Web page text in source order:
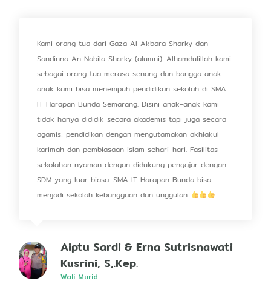
Kami orang tua dari Gaza Al Akbara Sharky dan
Sandinna An Nabila Sharky (alumni). Alhamdulillah kami
sebagai orang tua merasa senang dan bangga anak-
anak kami bisa menempuh pendidikan sekolah di SMA
IT Harapan Bunda Semarang. Disini anak-anak kami
tidak hanya dididik secara akademis tapi juga secara
agamis, pendidikan dengan mengutamakan akhlakul
karimah dan pembiasaan islam sehari-hari. Fasilitas
sekolahan nyaman dengan didukung pengajar dengan
SDM yang luar biasa. SMA IT Harapan Bunda bisa
menjadi sekolah kebanggaan dan unggulan
Aiptu Sardi & Erna Sutrisnawati
Kusrini, S,.Kep.
Wali Murid